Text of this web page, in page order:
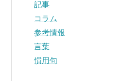
記事
コラム
参考情報
言葉
慣用句